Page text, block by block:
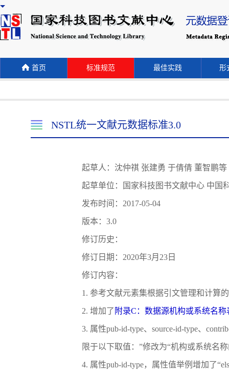
首页 标准规范 最佳实践 形
NSTL统一文献元数据标准3.0
起草人：沈仲祺 张建勇 于倩倩 董智鹏等
起草单位：国家科技图书文献中心 中国
发布时间：2017-05-04
版本：3.0
修订历史：
修订日期：2020年3月23日
修订内容：
1. 参考文献元素集根据引文管理和计算
2. 增加了 附录C：数据源机构或系统名称
3. 属性pub-id-type、source-id-type、
限于以下取值：”修改为“机构或系统名
4. 属性pub-id-type，属性值举例增加了